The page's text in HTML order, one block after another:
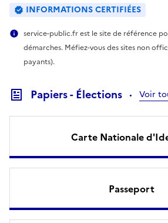
INFORMATIONS CERTIFIÉES
service-public.fr est le site de référence
démarches. Méfiez-vous des sites non
payants).
Papiers - Élections Voir
Carte Nationale
Passeport